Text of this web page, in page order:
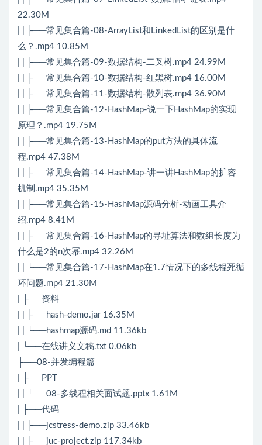
22.30M
| | ├──常见集合篇-08-ArrayList和LinkedList的区别是什
么？.mp4 10.85M
| | ├──常见集合篇-09-数据结构-二叉树.mp4 24.99M
| | ├──常见集合篇-10-数据结构-红黑树.mp4 16.00M
| | ├──常见集合篇-11-数据结构-散列表.mp4 36.90M
| | ├──常见集合篇-12-HashMap-说一下HashMap的实现
原理？.mp4 19.75M
| | ├──常见集合篇-13-HashMap的put方法的具体流
程.mp4 47.38M
| | ├──常见集合篇-14-HashMap-讲一讲HashMap的扩容
机制.mp4 35.35M
| | ├──常见集合篇-15-HashMap源码分析-动画工具介
绍.mp4 8.41M
| | ├──常见集合篇-16-HashMap的寻址算法和数组长度为
什么是2的n次幂.mp4 32.26M
| | └──常见集合篇-17-HashMap在1.7情况下的多线程死循
环问题.mp4 21.30M
| ├──资料
| | ├──hash-demo.jar 16.35M
| | └──hashmap源码.md 11.36kb
| └──在线讲义文稿.txt 0.06kb
├──08-并发编程篇
| ├──PPT
| | └──08-多线程相关面试题.pptx 1.61M
| ├──代码
| | ├──jcstress-demo.zip 33.46kb
| | ├──juc-project.zip 117.34kb